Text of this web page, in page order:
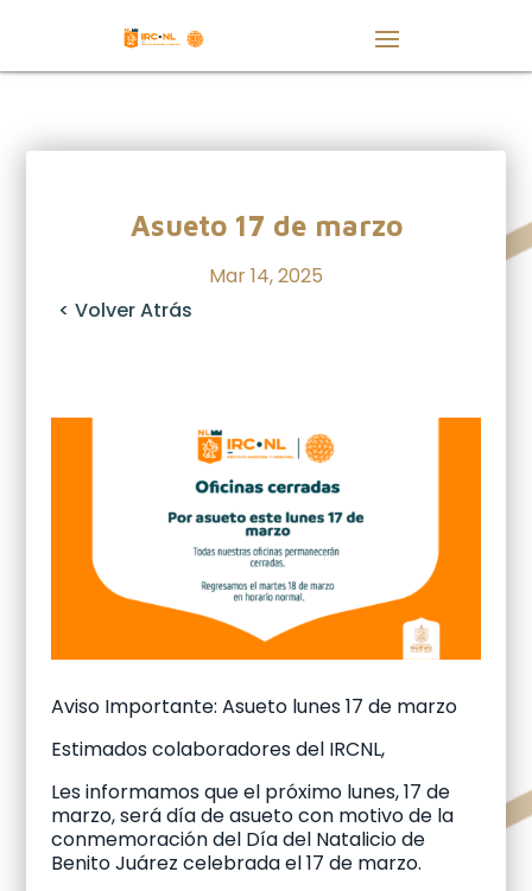
Asueto 17 de marzo
Mar 14, 2025
< Volver Atrás
Aviso Importante: Asueto lunes 17 de marzo
Estimados colaboradores del IRCNL,
Les informamos que el próximo lunes, 17 de
marzo, será día de asueto con motivo de la
conmemoración del Día del Natalicio de
Benito Juárez celebrada el 17 de marzo.